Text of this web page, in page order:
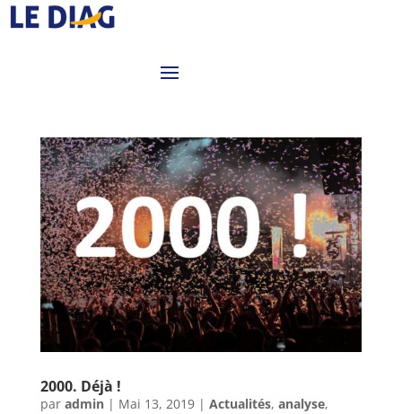
2000. Déjà !
par admin| Mai 13, 2019| Actualités, analyse,